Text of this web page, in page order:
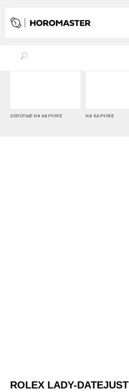
ЗОЛОТЫЕ НА КАУЧУКЕ НА КАУЧУКЕ
ROLEX LADY-DATEJUST